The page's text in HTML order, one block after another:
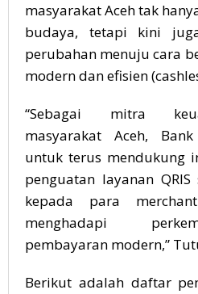
masyarakat Aceh tak
budaya, tetapi kini
perubahan menuju cara
modern dan efisien
“Sebagai mitra
masyarakat Aceh,
untuk terus mendukung
penguatan layanan
kepada para
menghadapi
pembayaran modern,”
Berikut adalah daftar